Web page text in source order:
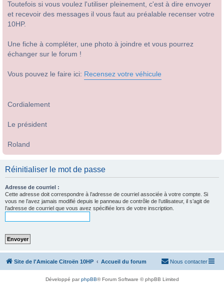
Toutefois si vous voulez l'utiliser pleinement, c'est à dire envoyer
et recevoir des messages il vous faut au préalable recenser votre
10HP.
Une fiche à compléter, une photo à joindre et vous pourrez
échanger sur le forum !
Vous pouvez le faire ici: Recensez votre véhicule
Cordialement
Le président
Roland
Réinitialiser le mot de passe
Adresse de courriel :
Cette adresse doit correspondre à l’adresse de courriel associée à votre compte. Si
vous ne l’avez jamais modifié depuis le panneau de contrôle de l’utilisateur, il s’agit de
l’adresse de courriel que vous avez spécifiée lors de votre inscription.
Site de l'Amicale Citroën 10HP Accueil du forum Nous contacter
Développé parphpBB® Forum Software © phpBB Limited